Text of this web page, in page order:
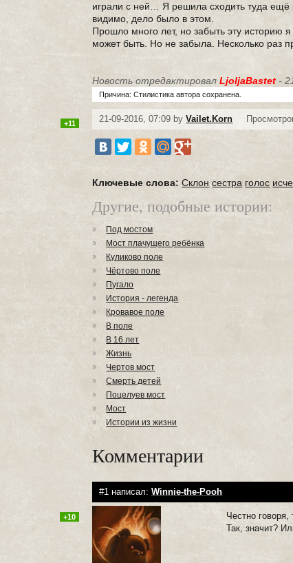
играли с ней… Я решила сходить туда ещё
видимо, дело было в этом.
Прошло много лет, но забыть эту историю
может быть. Но не забыла. Несколько раз
Новость отредактировалLjoljaBastet -
Причина: Стилистика автора сохранена.
21-09-2016, 07:09 byVailet.Korn
+11
Ключевые слова: Склон сестра голос
Другие, подобные истории:
Под мостом
Мост плачущего ребёнка
Куликово поле
Чёртово поле
Пугало
История - легенда
Кровавое поле
В поле
В 16 лет
Жизнь
Чертов мост
Смерть детей
Поцелуев мост
Мост
Истории из жизни
Комментарии
#1 написал:Winnie-the-Pooh
+10
Честно
Так, значит?